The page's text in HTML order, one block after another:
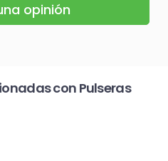
opinión
con Pulseras